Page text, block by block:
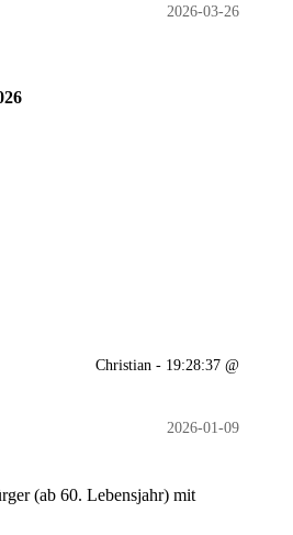
2026-03-26
Christian - 19:28:37 @
2026-01-09
(ab 60. Lebensjahr) mit